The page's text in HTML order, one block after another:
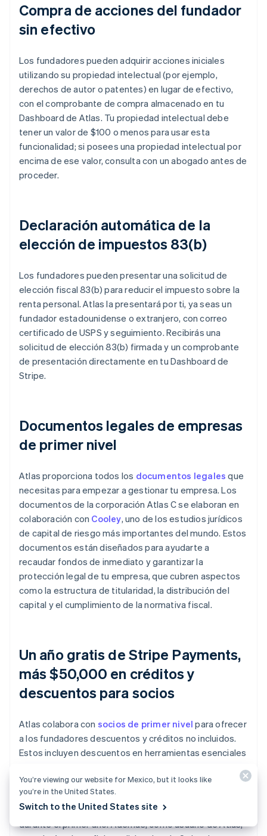
Compra de acciones del fundador
sin efectivo
Los fundadores pueden adquirir acciones iniciales
utilizando su propiedad intelectual (por ejemplo,
derechos de autor o patentes) en lugar de efectivo,
con el comprobante de compra almacenado en tu
Dashboard de Atlas. Tu propiedad intelectual debe
tener un valor de $100 o menos para usar esta
funcionalidad; si posees una propiedad intelectual por
encima de ese valor, consulta con un abogado antes de
proceder.
Declaración automática de la
elección de impuestos 83(b)
Los fundadores pueden presentar una solicitud de
elección fiscal 83(b) para reducir el impuesto sobre la
renta personal. Atlas la presentará por ti, ya seas un
fundador estadounidense o extranjero, con correo
certificado de USPS y seguimiento. Recibirás una
solicitud de elección 83(b) firmada y un comprobante
de presentación directamente en tu Dashboard de
Stripe.
Documentos legales de empresas
de primer nivel
Atlas proporciona todos los documentos legales que
necesitas para empezar a gestionar tu empresa. Los
documentos de la corporación Atlas C se elaboran en
colaboración con Cooley, uno de los estudios jurídicos
de capital de riesgo más importantes del mundo. Estos
documentos están diseñados para ayudarte a
recaudar fondos de inmediato y garantizar la
protección legal de tu empresa, que cubren aspectos
como la estructura de titularidad, la distribución del
capital y el cumplimiento de la normativa fiscal.
Un año gratis de Stripe Payments,
más $50,000 en créditos y
descuentos para socios
Atlas colabora con socios de primer nivel para ofrecer
a los fundadores descuentos y créditos no incluidos.
Estos incluyen descuentos en herramientas esenciales
la normativa y operaciones de líderes del sector, como
AWS, Carta y Perplexity. También te proporcionamos el
agente registrado de Delaware que necesitas gratis
durante el primer año. Además, como usuario de Atlas,
You’re viewing our website for Mexico, but it looks like
you’re in the United States.
Switch to the United States site